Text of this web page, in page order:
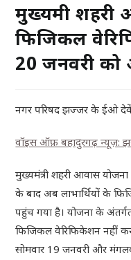
मुख्यमंत्री
फिजिकल
20 जनवरी
नगर परिषद झज्जर के ईओ
वॉइस ऑफ़ बहादुरगढ़ न्यूज़:
मुख्यमंत्री शहरी आवास
के बाद अब लाभार्थियों के
पहुंच गया है। योजना के
फिजिकल वेरिफिकेशन नहीं
सोमवार 19 जनवरी और